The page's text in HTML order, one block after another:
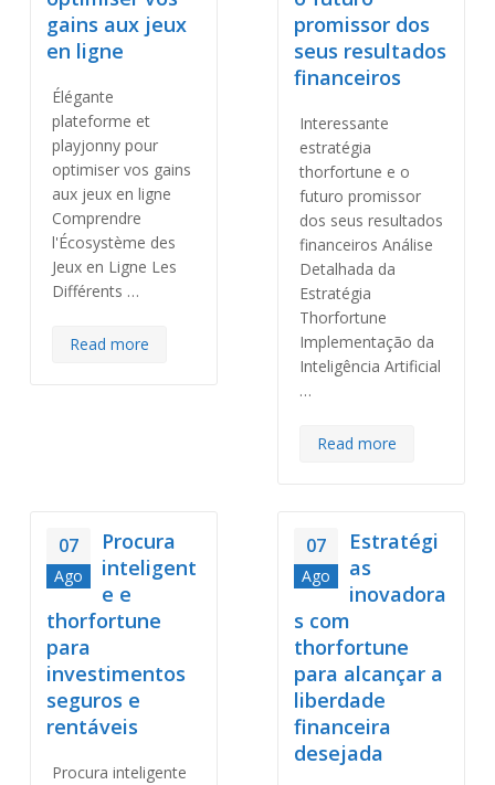
gains aux jeux
en ligne
Élégante
plateforme et
playjonny pour
optimiser vos gains
aux jeux en ligne
Comprendre
l'Écosystème des
Jeux en Ligne Les
Différents …
Read more
promissor dos
seus resultados
financeiros
Interessante
estratégia
thorfortune e o
futuro promissor
dos seus resultados
financeiros Análise
Detalhada da
Estratégia
Thorfortune
Implementação da
Inteligência Artificial
…
Read more
07
Ago
Procura
inteligent
e e
thorfortune
para
investimentos
seguros e
rentáveis
Procura inteligente
07
Ago
Estratégi
as
inovadora
s com
thorfortune
para alcançar a
liberdade
financeira
desejada